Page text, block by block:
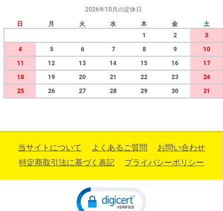
2026年10月の定休日
日 月 火 水 木 金
土
1
2
3
4
5 6 7 8 9
10
11
12 13 14 15 16
17
18
19 20 21 22 23
24
25
26 27 28 29 30 31
当サイトについて よくあるご質問
お問い合わせ
特定商取引法に基づく表記
プライバシーポリシー